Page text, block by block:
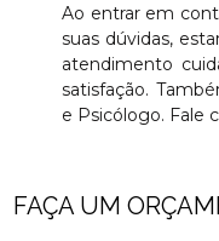
Ao entrar em
suas dúvidas,
atendimento
satisfação.
e Psicólogo. Fale
FAÇA UM